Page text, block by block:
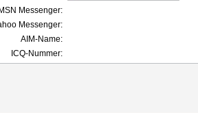
MSN Messenger:
Messenger:
AIM-Name:
ICQ-Nummer: